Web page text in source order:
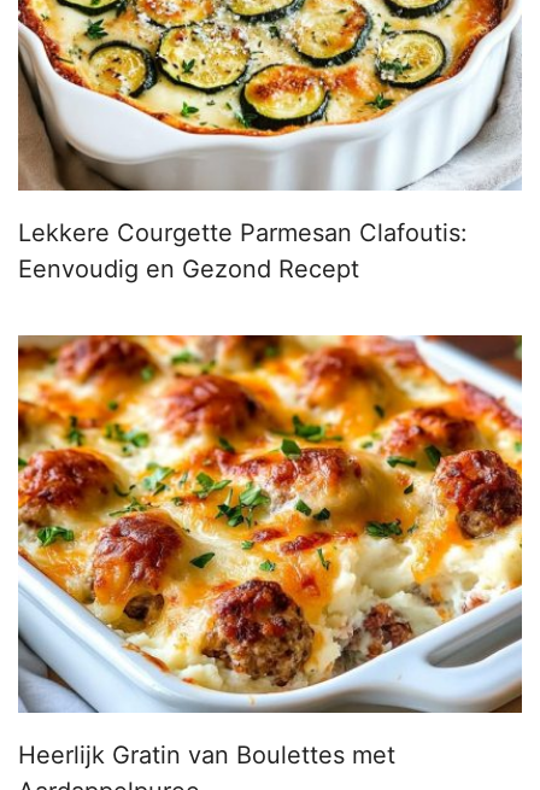
Lekkere Courgette Parmesan Clafoutis:
Eenvoudig en Gezond Recept
Heerlijk Gratin van Boulettes met